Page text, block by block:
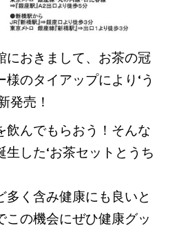
におきまして、お茶の冠
のタイアップにより‘う
発売！
飲んでもらおう！そんな
生した‘お茶セットとうち
多く含み健康にも良いと
この機会にぜひ健康グッ